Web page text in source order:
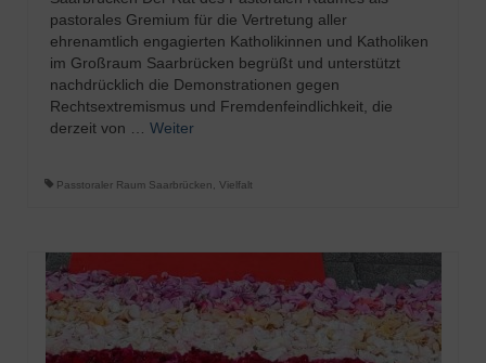
pastorales Gremium für die Vertretung aller
ehrenamtlich engagierten Katholikinnen und Katholiken
im Großraum Saarbrücken begrüßt und unterstützt
nachdrücklich die Demonstrationen gegen
Rechtsextremismus und Fremdenfeindlichkeit, die
derzeit von … Weiter
Passtoraler Raum Saarbrücken Vielfalt